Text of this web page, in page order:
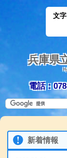
文字
兵庫県
電話：
新着情報